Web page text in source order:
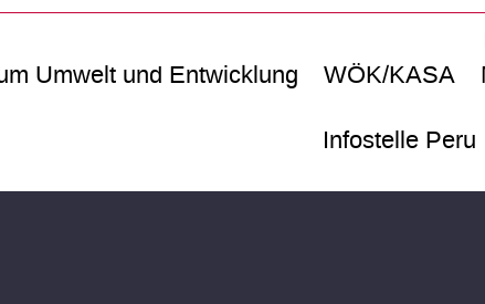
Umwelt und Entwicklung WÖK/KASA
Infostelle Peru